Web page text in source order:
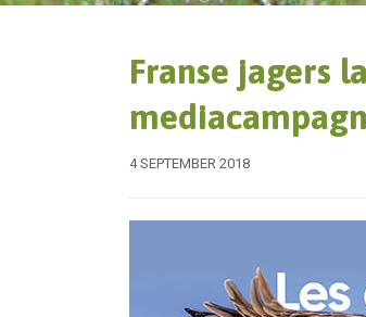
Franse jagers
4 SEPTEMBER 2018